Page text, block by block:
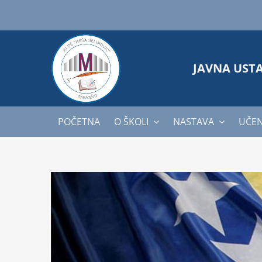
JAVNA
POČETNA O ŠKOLI NASTAVA
View
Larger
Image